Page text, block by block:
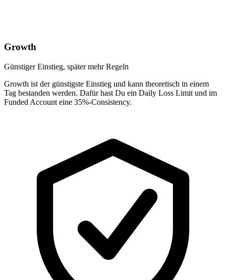
Growth
Günstiger Einstieg, später mehr Regeln
Growth ist der günstigste Einstieg und kann theoretisch in einem
Tag bestanden werden. Dafür hast Du ein Daily Loss Limit und im
Funded Account eine 35%-Consistency.